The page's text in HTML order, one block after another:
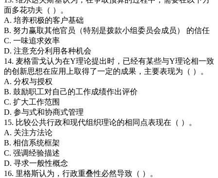
面多花功夫（ ）。
A. 培养积极的客户基础
B. 努力赢取其他官员（特别是拨款小组委员会成员） 的信任
C. 一味追求效率
D. 注意充分利用各种机会
14. 麦格雷戈认为在Y理论提出时，已经有某些与Y理论相一致
的创新思想在应用上取得了一定的成果，主要表现为（ ）。
A. 分权与授权
B. 鼓励职工对自己的工作成绩作出评价
C. 扩大工作范围
D. 参与式和协商式管理
15. 比较公共行政和现代组织理论的相同点表现在（ ）。
A. 关注方法论
B. 相信系统框架
C. 强调经验描述
D. 寻求一般性概念
16. 里格斯认为，行政重叠性必然导致（ ）。